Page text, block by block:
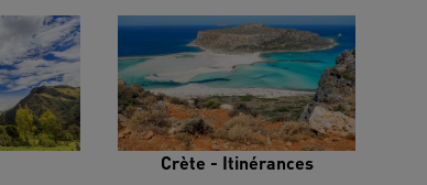
Crète - Itinérances